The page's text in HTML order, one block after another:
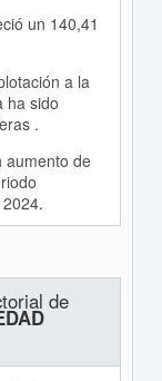
un 140,41
a la
ha sido
.
aumento de
de